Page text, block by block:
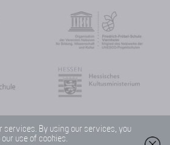
services. By using our services, you
our use of cookies.